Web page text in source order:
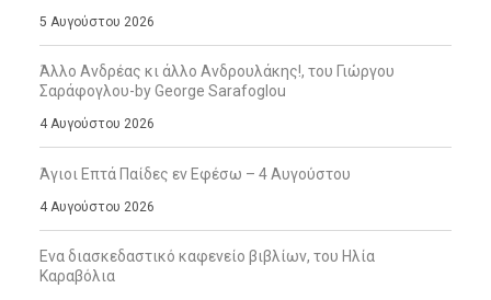
5 Αυγούστου 2026
Άλλο Ανδρέας κι άλλο Ανδρουλάκης!, του Γιώργου
Σαράφογλου-by George Sarafoglou
4 Αυγούστου 2026
Άγιοι Επτά Παίδες εν Εφέσω – 4 Αυγούστου
4 Αυγούστου 2026
Ενα διασκεδαστικό καφενείο βιβλίων, του Ηλία
Καραβόλια